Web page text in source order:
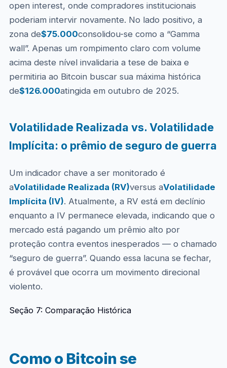
open interest, onde compradores institucionais
poderiam intervir novamente. No lado positivo, a
zona de$75.000consolidou-se como a “Gamma
wall”. Apenas um rompimento claro com volume
acima deste nível invalidaria a tese de baixa e
permitiria ao Bitcoin buscar sua máxima histórica
de$126.000atingida em outubro de 2025.
Volatilidade Realizada vs. Volatilidade
Implícita: o prêmio de seguro de guerra
Um indicador chave a ser monitorado é
aVolatilidade Realizada (RV)versus aVolatilidade
Implícita (IV). Atualmente, a RV está em declínio
enquanto a IV permanece elevada, indicando que o
mercado está pagando um prêmio alto por
proteção contra eventos inesperados — o chamado
“seguro de guerra”. Quando essa lacuna se fechar,
é provável que ocorra um movimento direcional
violento.
Seção 7: Comparação Histórica
Como o Bitcoin se